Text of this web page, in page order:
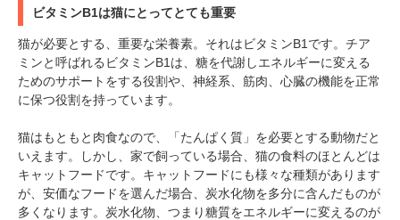
ビタミンB1は猫にとってとても重要
猫が必要とする、重要な栄養素。それはビタミンB1です。チア
ミンと呼ばれるビタミンB1は、糖を代謝しエネルギーに変える
ためのサポートをする役割や、神経系、筋肉、心臓の機能を正常
に保つ役割を持っています。
猫はもともと肉食なので、「たんぱく質」を必要とする動物だと
いえます。しかし、家で飼っている場合、猫の食料のほとんどは
キャットフードです。キャットフードにも様々な種類があります
が、安価なフードを選んだ場合、炭水化物を多分に含んだものが
多くなります。炭水化物、つまり糖質をエネルギーに変えるのが